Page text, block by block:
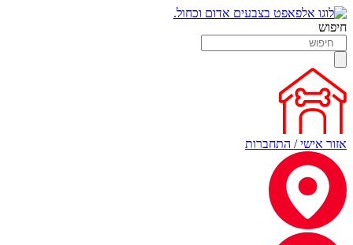
חיפוש
אזור אישי / התחברות